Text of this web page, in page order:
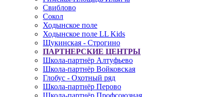
Свиблово
Сокол
Ходынское поле
Ходынское поле LL Kids
Щукинская - Строгино
ПАРТНЕРСКИЕ ЦЕНТРЫ
Школа-партнёр Алтуфьево
Школа-партнёр Войковская
Глобус - Охотный ряд
Школа-партнёр Перово